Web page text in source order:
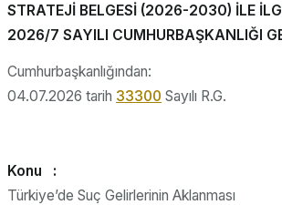
STRATEJİ BELGESİ (2026-2030) İLE
2026/7 SAYILI CUMHURBAŞKANLIĞI
Cumhurbaşkanlığından:
04.07.2026 tarih 33300 Sayılı R.G.
Konu :
Türkiye’de Suç Gelirlerinin Aklanması